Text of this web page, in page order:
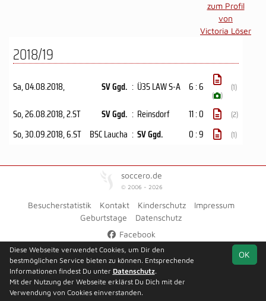
zum Profil
von
Victoria Löser
2018/19
Sa, 04.08.2018, SV Ggd. : Ü35 LAW S-A 6 : 6
( )
(1)
So, 26.08.2018, 2.ST SV Ggd. : Reinsdorf 11 : 0 (2)
So, 30.09.2018, 6.ST BSC Laucha : SV Ggd. 0 : 9 (1)
soccero.de
© 2006 - 2026
Besucherstatistik Kontakt Kinderschutz
Impressum
Geburtstage
Datenschutz
Facebook
OK
Diese Webseite verwendet Cookies, um Dir den
bestmöglichen Service bieten zu können. Entsprechende
Informationen findest Du unter Datenschutz.
Mit der Nutzung der Webseite erklärst Du Dich mit der
Verwendung von Cookies einverstanden.